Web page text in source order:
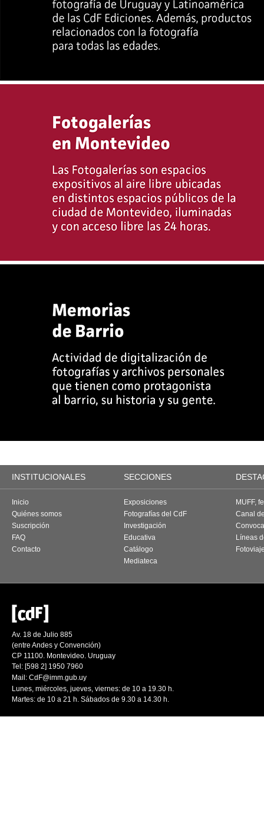
INSTITUCIONALES SECCIONES
Inicio
Quiénes somos
Suscripción
FAQ
Contacto
Exposiciones
Fotografías del CdF
Investigación
Educativa
Catálogo
Mediateca
MUFF,
Canal
Líneas
Av. 18 de Julio 885
(entre Andes y Convención)
CP 11100. Montevideo. Uruguay
Tel: [598 2] 1950 7960
Mail: CdF@imm.gub.uy
Lunes, miércoles, jueves, viernes: de 10 a 19.30 h.
Martes: de 10 a 21 h. Sábados de 9.30 a 14.30 h.